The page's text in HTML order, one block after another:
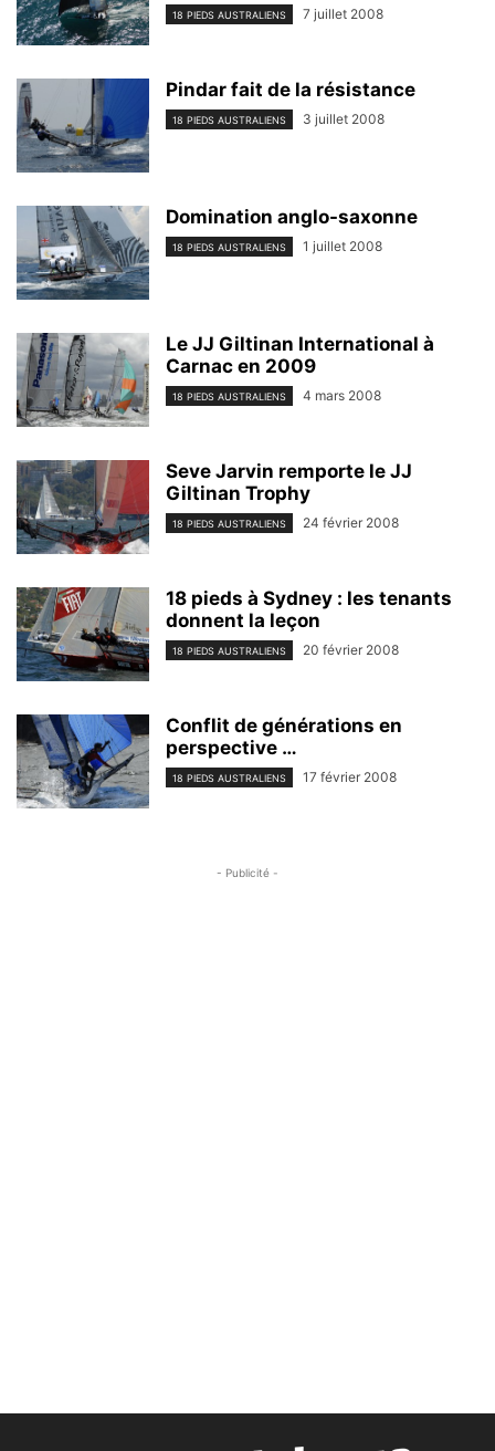
18 PIEDS AUSTRALIENS 7 juillet 2008
Pindar fait de la résistance
18 PIEDS AUSTRALIENS 3 juillet 2008
Domination anglo-saxonne
18 PIEDS AUSTRALIENS 1 juillet 2008
Le JJ Giltinan International à
Carnac en 2009
18 PIEDS AUSTRALIENS 4 mars 2008
Seve Jarvin remporte le JJ
Giltinan Trophy
18 PIEDS AUSTRALIENS 24 février 2008
18 pieds à Sydney : les tenants
donnent la leçon
18 PIEDS AUSTRALIENS 20 février 2008
Conflit de générations en
perspective …
18 PIEDS AUSTRALIENS 17 février 2008
- Publicité -